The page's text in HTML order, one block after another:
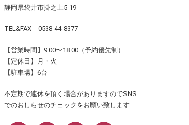
静岡県袋井市掛之上5-19
TEL&FAX 0538-44-8377
【営業時間】9:00〜18:00（予約優先制）
【定休日】月・火
【駐車場】6台
不定期で連休を頂く場合がありますのでSNS
でのおしらせのチェックをお願い致します